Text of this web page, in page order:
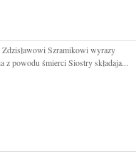
Szramikowi wyrazy
z powodu śmierci Siostry składaja...